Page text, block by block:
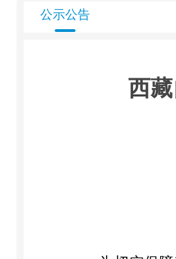
公示公告
西